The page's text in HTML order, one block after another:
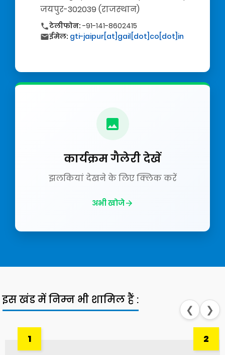
जयपुर-302039 (राजस्‍थान)
टेलीफोन: -91-141-8602415
ईमेल: gti-jaipur[at]gail[dot]co[dot]in
कार्यक्रम गैलेरी देखें
झलकियां देखने के लिए क्लिक करें
अभी खोजे
इस खंड में निम्‍न भी शामिल हैं :
❮ ❯
1 2